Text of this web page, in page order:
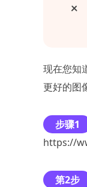
现在您知
更好的图
步骤1
https://
第2步